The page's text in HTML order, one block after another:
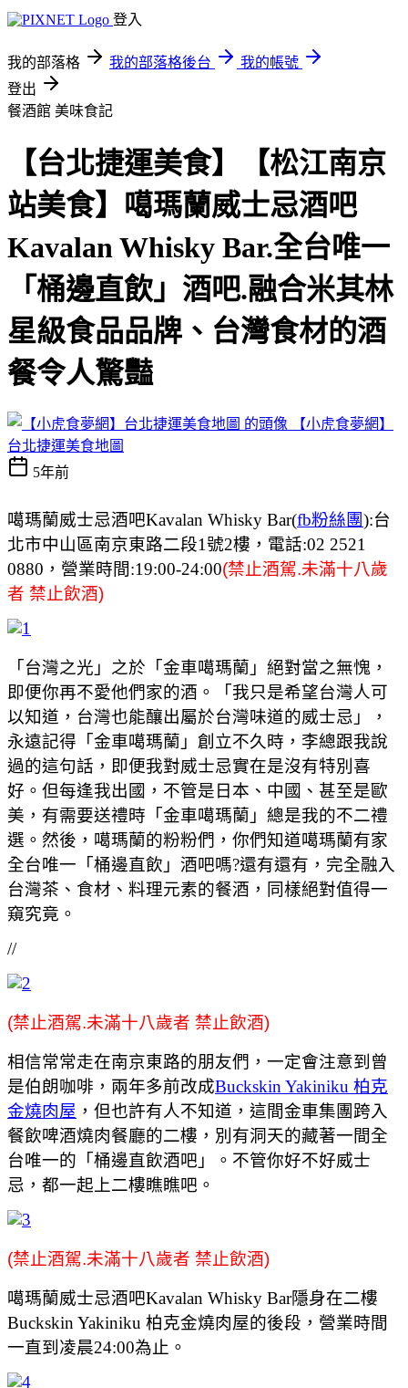
登入
我的部落格 我的部落格後台
我的帳號
登出
餐酒館 美味食記
【台北捷運美食】【松江南京
站美食】噶瑪蘭威士忌酒吧
Kavalan Whisky Bar.全台唯一
「桶邊直飲」酒吧.融合米其林
星級食品品牌、台灣食材的酒
餐令人驚豔
【小虎食夢網】
台北捷運美食地圖
5年前
噶瑪蘭威士忌酒吧Kavalan Whisky Bar(fb粉絲團):台
北市中山區南京東路二段1號2樓，電話:02 2521
0880，營業時間:19:00-24:00(禁止酒駕.未滿十八歲
者 禁止飲酒)
「台灣之光」之於「金車噶瑪蘭」絕對當之無愧，
即便你再不愛他們家的酒。「我只是希望台灣人可
以知道，台灣也能釀出屬於台灣味道的威士忌」，
永遠記得「金車噶瑪蘭」創立不久時，李總跟我說
過的這句話，即便我對威士忌實在是沒有特別喜
好。但每逢我出國，不管是日本、中國、甚至是歐
美，有需要送禮時「金車噶瑪蘭」總是我的不二禮
選。然後，噶瑪蘭的粉粉們，你們知道噶瑪蘭有家
全台唯一「桶邊直飲」酒吧嗎?還有還有，完全融入
台灣茶、食材、料理元素的餐酒，同樣絕對值得一
窺究竟。
//
(禁止酒駕.未滿十八歲者 禁止飲酒)
相信常常走在南京東路的朋友們，一定會注意到曾
是伯朗咖啡，兩年多前改成Buckskin Yakiniku 柏克
金燒肉屋 ，但也許有人不知道，這間金車集團跨入
餐飲啤酒燒肉餐廳的二樓，別有洞天的藏著一間全
台唯一的「桶邊直飲酒吧」。不管你好不好威士
忌，都一起上二樓瞧瞧吧。
(禁止酒駕.未滿十八歲者 禁止飲酒)
噶瑪蘭威士忌酒吧Kavalan Whisky Bar隱身在二樓
Buckskin Yakiniku 柏克金燒肉屋的後段，營業時間
一直到凌晨24:00為止。